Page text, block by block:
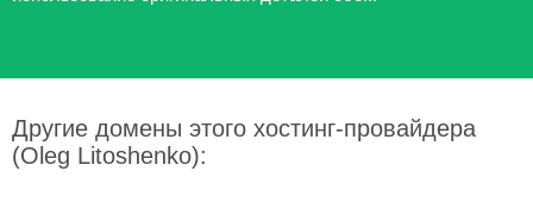
Другие домены этого хостинг-провайдера
(Oleg Litoshenko):